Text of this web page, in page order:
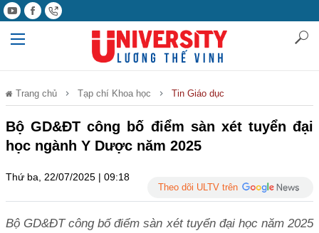
Trang chủ Tạp chí Khoa học Tin Giáo dục
Bộ GD&ĐT công bố điểm sàn xét tuyển đại
học ngành Y Dược năm 2025
Thứ ba, 22/07/2025 | 09:18
Theo dõi ULTV trên
Bộ GD&ĐT công bố điểm sàn xét tuyển đại học năm 2025